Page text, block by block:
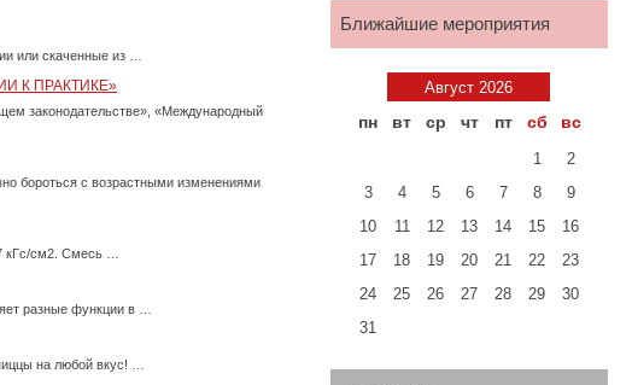
или скаченные из …
К ПРАКТИКЕ»
законодательстве», «Международный
бороться с возрастными изменениями
кГс/см2. Смесь …
разные функции в …
на любой вкус! …
Ближайшие мероприятия
Август 2026
пн вт ср чт пт сб вс
1
2
3
4 5 6 7 8
9
10
11 12 13 14 15
16
17
18 19 20 21 22
23
24
25 26 27 28 29
30
31